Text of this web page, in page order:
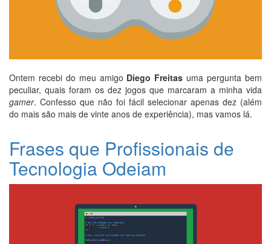
Ontem recebi do meu amigo Diego Freitas uma pergunta bem
peculiar, quais foram os dez jogos que marcaram a minha vida
gamer. Confesso que não foi fácil selecionar apenas dez (além
do mais são mais de vinte anos de experiência), mas vamos lá.
Frases que Profissionais de
Tecnologia Odeiam